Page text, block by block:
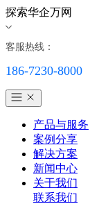
探索华企万网
客服热线：
186-7230-8000
产品与服务
案例分享
解决方案
新闻中心
关于我们
联系我们